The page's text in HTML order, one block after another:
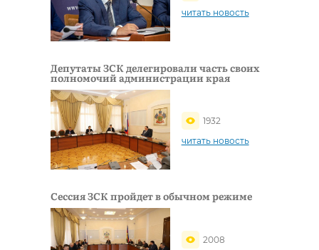
читать новость
Депутаты ЗСК делегировали часть своих
полномочий администрации края
1932
читать новость
Сессия ЗСК пройдет в обычном режиме
2008